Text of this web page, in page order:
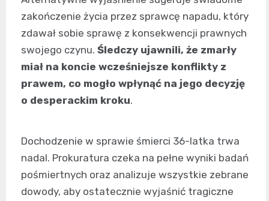
zakończenie życia przez sprawcę napadu, który
zdawał sobie sprawę z konsekwencji prawnych
swojego czynu. Śledczy ujawnili, że zmarły
miał na koncie wcześniejsze konflikty z
prawem, co mogło wpłynąć na jego decyzję
o desperackim kroku.
Dochodzenie w sprawie śmierci 36-latka trwa
nadal. Prokuratura czeka na pełne wyniki badań
pośmiertnych oraz analizuje wszystkie zebrane
dowody, aby ostatecznie wyjaśnić tragiczne